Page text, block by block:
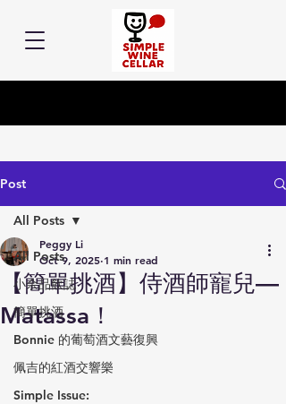
Post
All Posts
小余品飲誌
簡單挑酒
Bonnie 的葡萄酒文藝復興
佩吉的紅酒交響樂
Simple Issue:
All Posts
【簡單挑酒】侍酒師寵兒—
Matassa！
Peggy Li
Oct 9, 2025 1 min read